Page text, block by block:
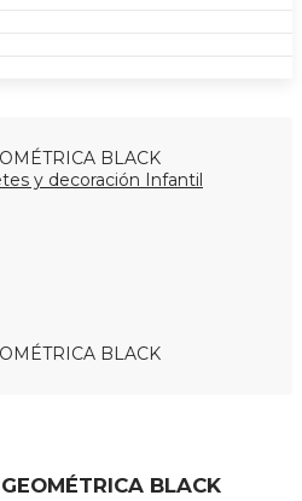
BLACK
y decoración Infantil
BLACK
BLACK